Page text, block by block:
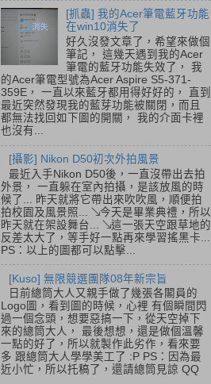
[抓蟲] 我的Acer筆電藍牙功能
在win10消失了
好久沒發文章了，希望來做個
筆記， 這幾天遇到我的Acer
筆電的藍牙功能失效了， 我
的Acer筆電型號為Acer Aspire S5-371-
359E， 一直以來藍牙都用得好好的， 直到
最近突然發現我的藍芽功能被關閉，而且
都無法找回如下圖的開關， 我的介面卡裡
也沒有...
[攝影] Nikon D50初次外拍風景
最近入手Nikon D50後，一直沒帶出去拍
外景， 一直躲在室內拍攝，是該放風的時
候了... 昨天就將它帶出來吹吹風，順便拍
拍校園及風景照... ↘今天是畢業典禮，所以
昨天就在架設舞台... ↘這一張天空跟草地的
反差太大了，等手好一點再來學習搖黑卡...
PS：以上的圖都可以點擊...
[Kuso] 無限競選團隊08年新宗旨
日前總筒大人又親手做了幾張各閣員的
Logo圖，看到圖的時候，心裡 有個瞬間閃
過一個念頭，想要惡搞一下，從天空掉下
來的總筒大人， 最後想想，還是做個溫馨
一點的好了，所以就製作此劣作，看來要
多 跟總筒大人學學美工了 :P PS：因為最
近小忙，所以托稿了，還請總筒見諒 QQ